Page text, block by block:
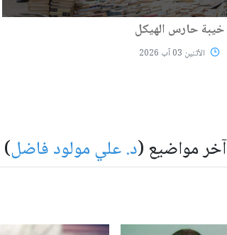
خيبة حارس الهيكل
الأثنين 03 آب 2026
آخر مواضيع (د. علي مولود فاضل)